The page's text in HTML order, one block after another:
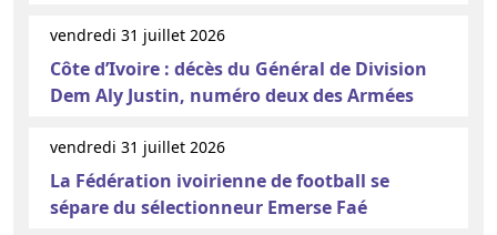
vendredi 31 juillet 2026
Côte d’Ivoire : décès du Général de Division
Dem Aly Justin, numéro deux des Armées
vendredi 31 juillet 2026
La Fédération ivoirienne de football se
sépare du sélectionneur Emerse Faé